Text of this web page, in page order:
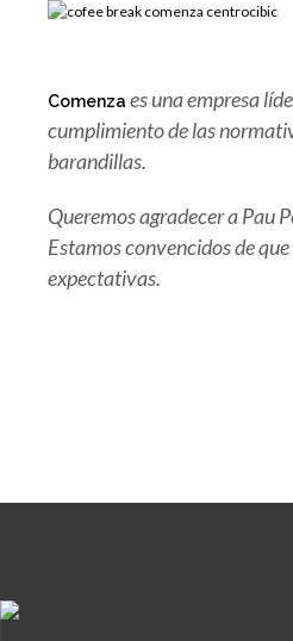
Comenza es una empresa
cumplimiento de las
barandillas.
Queremos agradecer a Pau
Estamos convencidos de
expectativas.